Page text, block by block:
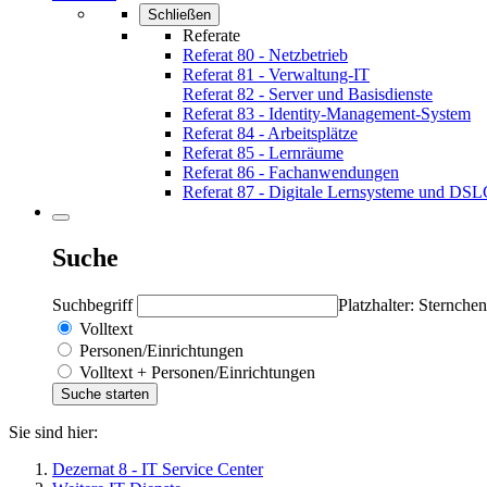
Schließen
Referate
Referat 80 - Netzbetrieb
Referat 81 - Verwaltung-IT
Referat 82 - Server und Basisdienste
Referat 83 - Identity-Management-System
Referat 84 - Arbeitsplätze
Referat 85 - Lernräume
Referat 86 - Fachanwendungen
Referat 87 - Digitale Lernsysteme und
Suche
Suchbegriff
Platzhalter:
Volltext
Personen/Einrichtungen
Volltext + Personen/Einrichtungen
Sie sind hier:
Dezernat 8 - IT Service Center